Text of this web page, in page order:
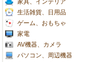
家具、インテリア
生活雑貨、日用品
ゲーム、おもちゃ
家電
AV機器、カメラ
パソコン、周辺機器